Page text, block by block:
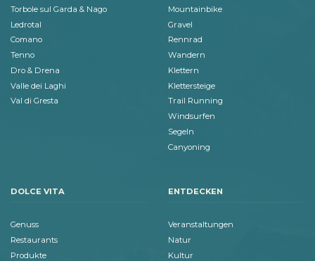
Torbole sul Garda & Nago
Ledrotal
Comano
Tenno
Dro & Drena
Valle dei Laghi
Val di Gresta
Mountainbike
Gravel
Rennrad
Wandern
Klettern
Klettersteige
Trail Running
Windsurfen
Segeln
Canyoning
DOLCE VITA
Genuss
Restaurants
Produkte
ENTDECKEN
Veranstaltungen
Natur
Kultur